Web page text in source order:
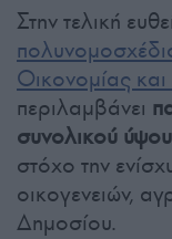
Στην τελική
Οικονομίας
περιλαμβάνει
συνολικού
στόχο την
οικογενειών,
Δημοσίου.